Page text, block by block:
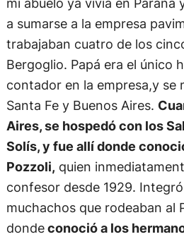
a sumarse a la empresa
trabajaban cuatro de los
Bergoglio. Papá era el único
contador en la empresa,y se
Santa Fe y Buenos Aires.
Aires, se hospedó con los
Solís, y fue allí donde
Pozzoli, quien
confesor desde 1929.
muchachos que rodeaban al
dondeconoció a los